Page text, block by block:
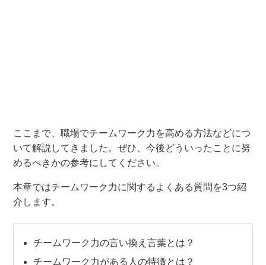
ここまで、職場でチームワーク力を高める方法などにつ
いて解説してきました。ぜひ、今後どういったことに努
めるべきかの参考にしてください。
本章ではチームワーク力に関するよくある質問を3つ紹
介します。
チームワーク力の言い換え言葉とは？
チームワーク力がある人の特徴とは？